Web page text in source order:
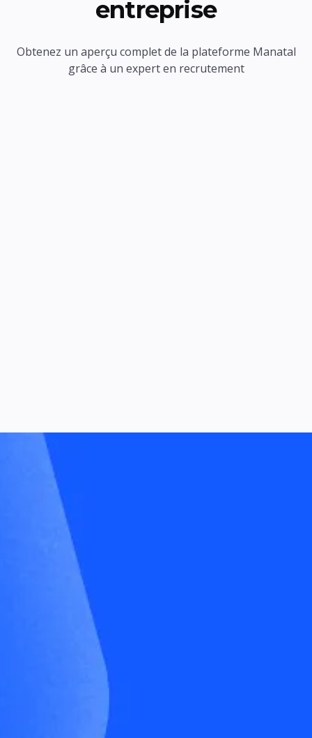
entreprise
Obtenez un aperçu complet de la plateforme Manatal
grâce à un expert en recrutement